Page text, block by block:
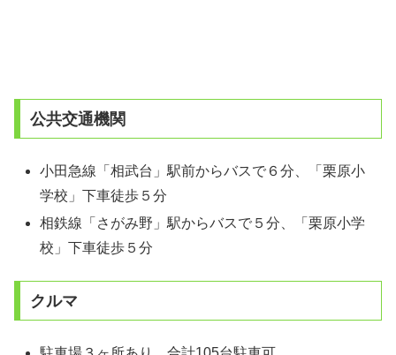
公共交通機関
小田急線「相武台」駅前からバスで６分、「栗原小
学校」下車徒歩５分
相鉄線「さがみ野」駅からバスで５分、「栗原小学
校」下車徒歩５分
クルマ